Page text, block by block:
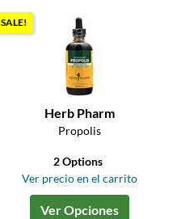
SALE!
Herb Pharm
Propolis
2 Options
Ver precio en el carrito
Ver Opciones